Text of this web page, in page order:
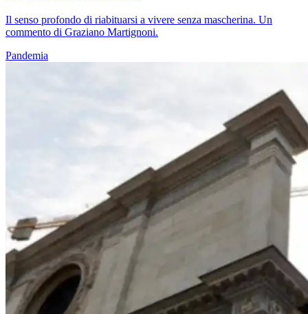
Il senso profondo di riabituarsi a vivere senza mascherina. Un
commento di Graziano Martignoni.
Pandemia